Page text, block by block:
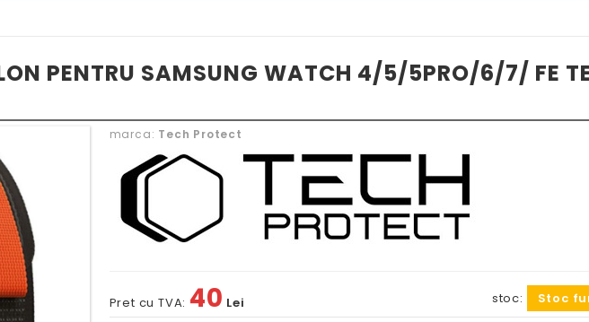
PENTRU SAMSUNG WATCH 4/5/5PRO/6/7/ FE
marca: Tech Protect
Pret cu TVA: 40 Lei stoc: Stoc